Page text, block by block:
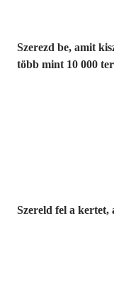
Szerezd be, amit
több mint 10 000
Szereld fel a kertet,